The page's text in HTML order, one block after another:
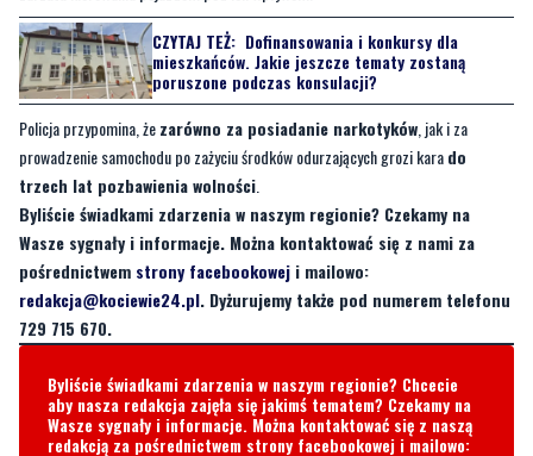
CZYTAJ TEŻ: Dofinansowania i konkursy dla
mieszkańców. Jakie jeszcze tematy zostaną
poruszone podczas konsulacji?
Policja przypomina, żezarówno za posiadanie narkotyków , jak i za
prowadzenie samochodu po zażyciu środków odurzających grozi karado
trzech lat pozbawienia wolności
Byliście świadkami zdarzenia w naszym regionie? Czekamy na
Wasze sygnały i informacje. Można kontaktować się z nami za
pośrednictwem strony facebookowej i mailowo:
redakcja@kociewie24.pl. Dyżurujemy także pod numerem telefonu
729 715 670.
Byliście świadkami zdarzenia w naszym regionie? Chcecie
aby nasza redakcja zajęła się jakimś tematem? Czekamy na
Wasze sygnały i informacje. Można kontaktować się z naszą
redakcją za pośrednictwem strony facebookowej i mailowo: